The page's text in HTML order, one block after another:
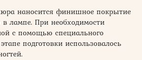
наносится финишное покрытие
лампе. При необходимости
с помощью специального
подготовки использовалось